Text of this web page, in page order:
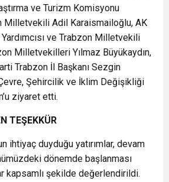
ve Turizm Komisyonu
Milletvekili Adil Karaismailoğlu, AK
ve Trabzon Milletvekili
Milletvekilleri Yılmaz Büyükaydın,
Trabzon İl Başkanı Sezgin
Şehircilik ve İklim Değişikliği
ziyaret etti.
TEŞEKKÜR
ihtiyaç duyduğu yatırımlar, devam
dönemde başlanması
kapsamlı şekilde değerlendirildi.